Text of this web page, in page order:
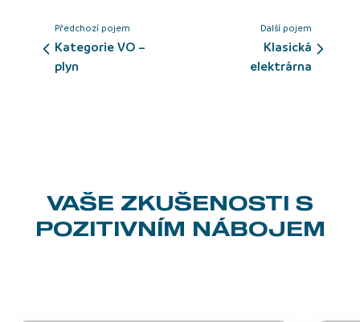
Předchozí pojem
Kategorie VO –
plyn
Další pojem
klasická
elektrárna
VAŠE ZKUŠENOSTI S
POZITIVNÍM NÁBOJEM